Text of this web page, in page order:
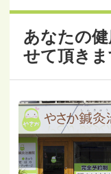
あなたの
せて頂きま